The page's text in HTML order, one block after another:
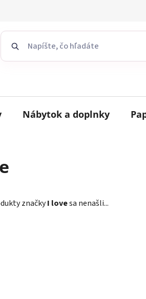
Nábytok a doplnky
značkyI lovesa nenašli...